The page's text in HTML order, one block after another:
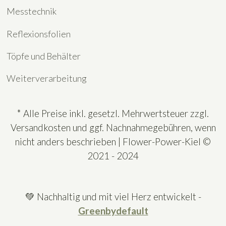
Messtechnik
Reflexionsfolien
Töpfe und Behälter
Weiterverarbeitung
* Alle Preise inkl. gesetzl. Mehrwertsteuer zzgl.
Versandkosten und ggf. Nachnahmegebühren, wenn
nicht anders beschrieben | Flower-Power-Kiel ©
2021 - 2024
💚 Nachhaltig und mit viel Herz entwickelt -
Greenbydefault